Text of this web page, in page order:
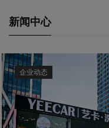
新闻中心
企业动态